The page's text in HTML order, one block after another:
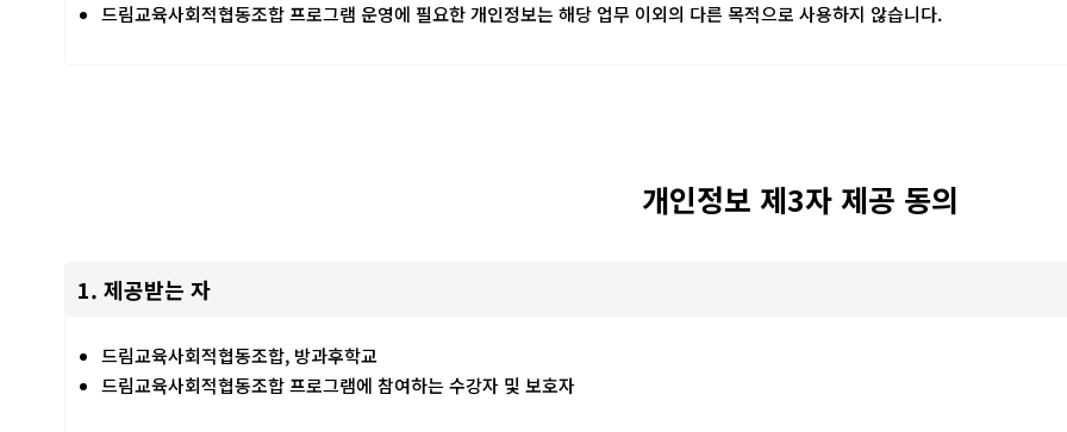
드림교육사회적협동조합 프로그램 운영에 필요한 개인정보는 해당 업무 이외의 다른 목적으로 사용하지 않습니다.
개인정보 제3자 제공 동의
1. 제공받는 자
드림교육사회적협동조합, 방과후학교
드림교육사회적협동조합 프로그램에 참여하는 수강자 및 보호자